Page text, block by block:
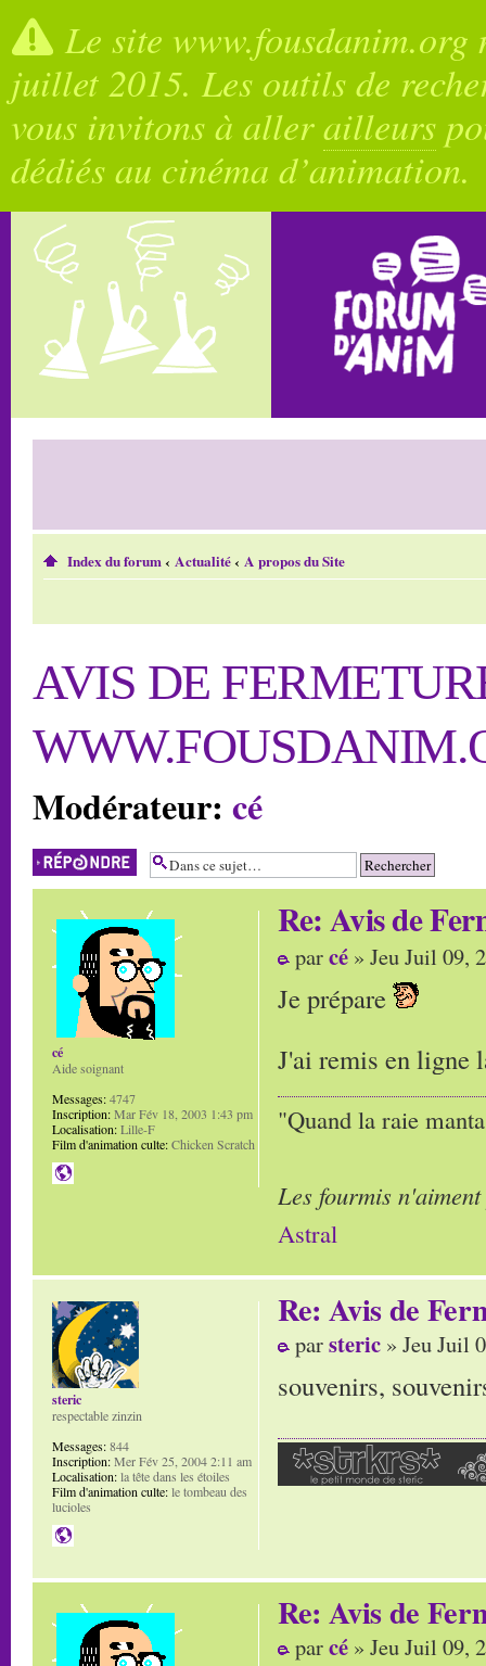
Le site
juillet 2015. Les outils de
vous invitons à allerailleurs
dédiés au cinéma d’animation.
Index du forum‹ Actualité‹ A propos du Site
AVIS DE
Modérateur: cé
Répondre
Re: Avis de
parcé » Jeu Juil 09,
Je prépare
J'ai remis en ligne
"Quand la raie
Les fourmis
Astral
cé
Aide soignant
Messages:4747
Inscription:Mar Fév 18, 2003 1:43 pm
Localisation:Lille-F
Film d'animation culte:Chicken Scratch
Re: Avis de
parsteric » Jeu Juil
souvenirs,
steric
respectable zinzin
Messages:844
Inscription:Mer Fév 25, 2004 2:11 am
Localisation:la tête dans les étoiles
Film d'animation culte:le tombeau des
lucioles
Re: Avis de
parcé » Jeu Juil 09,